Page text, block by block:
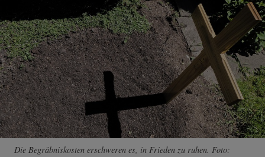
Die Begräbniskosten erschweren es, in Frieden zu ruhen. Foto: